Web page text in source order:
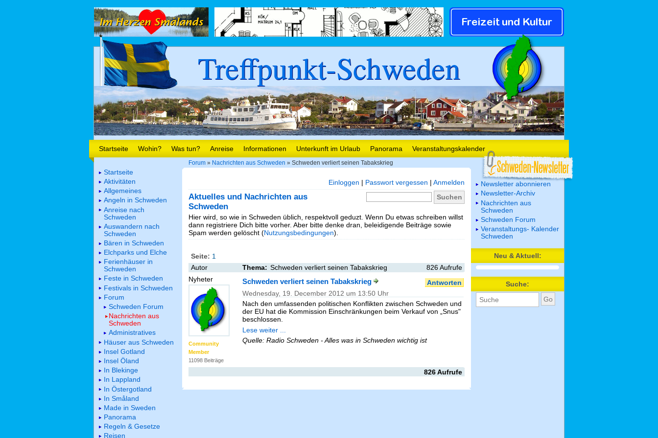
Treffpunkt-Schweden
Startseite Wohin? Was tun? Anreise Informationen Unterkunft im Urlaub Panorama Veranstaltungskalender
Forum » Nachrichten aus Schweden » Schweden verliert seinen Tabakskrieg
Einloggen | Passwort vergessen | Anmelden
Aktuelles und Nachrichten aus
Schweden
Hier wird, so wie in Schweden üblich, respektvoll geduzt. Wenn Du etwas schreiben willst
dann registriere Dich bitte vorher. Aber bitte denke dran, beleidigende Beiträge sowie
Spam werden gelöscht (Nutzungsbedingungen).
Seite: 1
Autor
Thema: Schweden verliert seinen Tabakskrieg
826 Aufrufe
Nyheter
Community
Member
11098 Beiträge
Antworten
Schweden verliert seinen Tabakskrieg
Wednesday, 19. December 2012 um 13:50 Uhr
Nach den umfassenden politischen Konflikten zwischen Schweden und
der EU hat die Kommission Einschränkungen beim Verkauf von „Snus"
beschlossen.
Lese weiter ...
Quelle: Radio Schweden - Alles was in Schweden wichtig ist
826 Aufrufe
Startseite
Aktivitäten
Allgemeines
Angeln in Schweden
Anreise nach
Schweden
Auswandern nach
Schweden
Bären in Schweden
Elchparks und Elche
Ferienhäuser in
Schweden
Feste in Schweden
Festivals in Schweden
Forum
Schweden Forum
Nachrichten aus
Schweden
Administratives
Häuser aus Schweden
Insel Gotland
Insel Öland
In Blekinge
In Lappland
In Östergotland
In Småland
Made in Sweden
Panorama
Regeln & Gesetze
Reisen
Newsletter abonnieren
Newsletter-Archiv
Nachrichten aus
Schweden
Schweden Forum
Veranstaltungs- Kalender
Schweden
Neu & Aktuell:
Suche: